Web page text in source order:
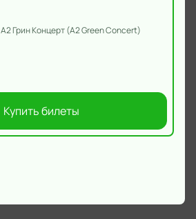
А2 Грин Концерт (A2 Green Concert)
Купить билеты